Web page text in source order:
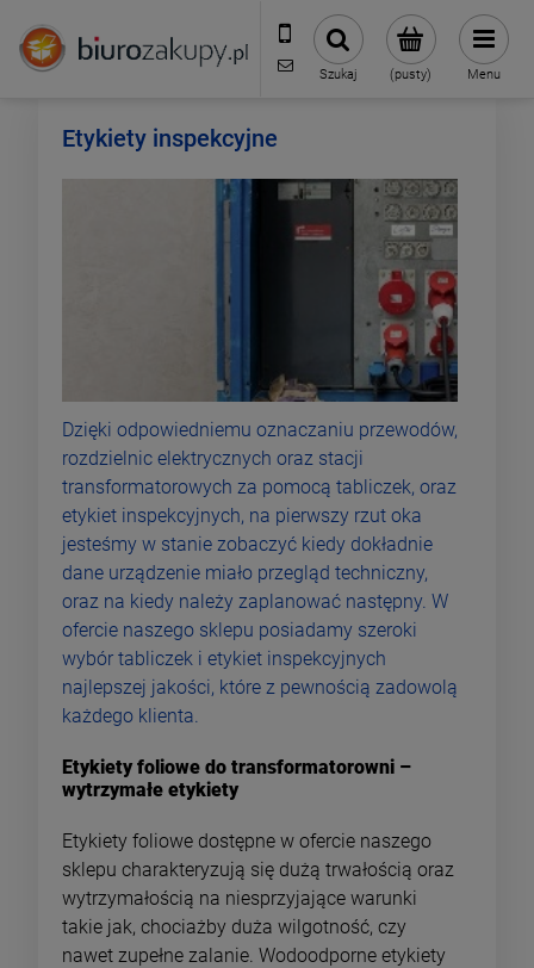
32 70 50 250
sklep@biurozakupy.pl
(pusty)
Szukaj Menu
Etykiety inspekcyjne
Dzięki odpowiedniemu oznaczaniu przewodów,
rozdzielnic elektrycznych oraz stacji
transformatorowych za pomocą tabliczek, oraz
etykiet inspekcyjnych, na pierwszy rzut oka
jesteśmy w stanie zobaczyć kiedy dokładnie
dane urządzenie miało przegląd techniczny,
oraz na kiedy należy zaplanować następny. W
ofercie naszego sklepu posiadamy szeroki
wybór tabliczek i etykiet inspekcyjnych
najlepszej jakości, które z pewnością zadowolą
każdego klienta.
Etykiety foliowe do transformatorowni –
wytrzymałe etykiety
Etykiety foliowe dostępne w ofercie naszego
sklepu charakteryzują się dużą trwałością oraz
wytrzymałością na niesprzyjające warunki
takie jak, chociażby duża wilgotność, czy
nawet zupełne zalanie. Wodoodporne etykiety